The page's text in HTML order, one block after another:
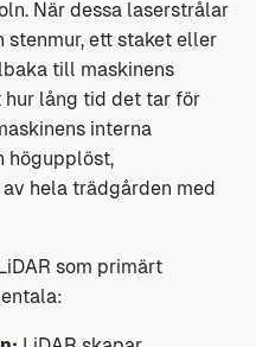
När dessa laserstrålar
ett staket eller
till maskinens
hur lång tid det tar för
interna
högupplöst,
hela trädgården med
som primärt